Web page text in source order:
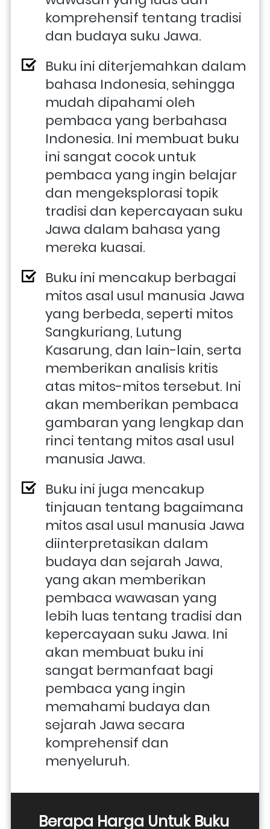
komprehensif tentang tradisi
dan budaya suku Jawa.
Buku ini diterjemahkan dalam
bahasa Indonesia, sehingga
mudah dipahami oleh
pembaca yang berbahasa
Indonesia. Ini membuat buku
ini sangat cocok untuk
pembaca yang ingin belajar
dan mengeksplorasi topik
tradisi dan kepercayaan suku
Jawa dalam bahasa yang
mereka kuasai.
Buku ini mencakup berbagai
mitos asal usul manusia Jawa
yang berbeda, seperti mitos
Sangkuriang, Lutung
Kasarung, dan lain-lain, serta
memberikan analisis kritis
atas mitos-mitos tersebut. Ini
akan memberikan pembaca
gambaran yang lengkap dan
rinci tentang mitos asal usul
manusia Jawa.
Buku ini juga mencakup
tinjauan tentang bagaimana
mitos asal usul manusia Jawa
diinterpretasikan dalam
budaya dan sejarah Jawa,
yang akan memberikan
pembaca wawasan yang
lebih luas tentang tradisi dan
kepercayaan suku Jawa. Ini
akan membuat buku ini
sangat bermanfaat bagi
pembaca yang ingin
memahami budaya dan
sejarah Jawa secara
komprehensif dan
menyeluruh.
Berapa Harga Untuk Buku